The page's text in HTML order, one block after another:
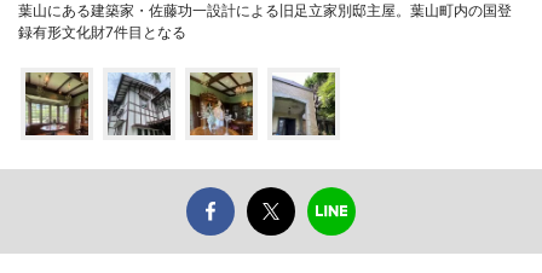
葉山にある建築家・佐藤功一設計による旧足立家別邸主屋。葉山町内の国登
録有形文化財7件目となる